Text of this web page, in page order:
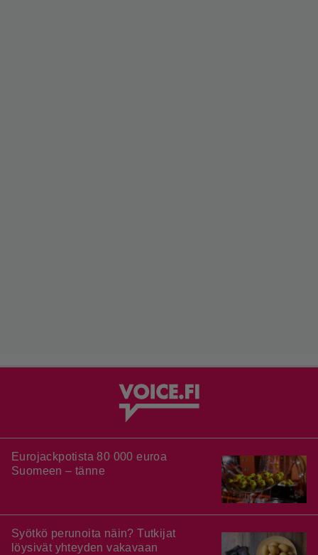
Eurojackpotista 80 000 euroa
Suomeen – tänne
Syötkö perunoita näin? Tutkijat
löysivät yhteyden vakavaan